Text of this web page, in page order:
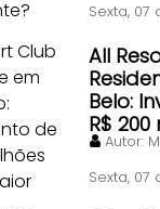
Sexta,
All
Belo:
R$
maior
ondas
Autor:
Sexta,